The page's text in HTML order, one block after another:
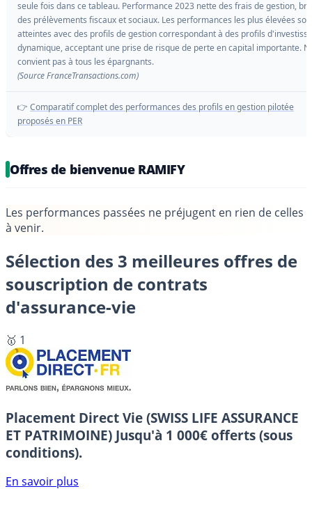
seule fois dans ce tableau. Performance 2023 nette des frais de gestion,
des prélèvements fiscaux et sociaux. Les performances les plus élevées
atteintes avec des profils de gestion correspondant à des profils
dynamique, acceptant une prise de risque de perte en capital importante.
convient pas à tous les épargnants.
(Source FranceTransactions.com)
👉 Comparatif complet des performances des profils en gestion pilotée
proposés en PER
Offres de bienvenue RAMIFY
Les performances passées ne préjugent en rien de celles
à venir.
Sélection des 3 meilleures offres de
souscription de contrats
d'assurance-vie
🥇 1
Placement Direct Vie (SWISS LIFE ASSURANCE
ET PATRIMOINE) Jusqu'à 1 000€ offerts (sous
conditions).
En savoir plus